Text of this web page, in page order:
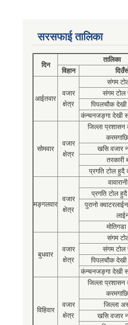
सरसफाई तालिका
दिन
तालिका
विहान
आईतवार
वजार
क्षेत्र
संगम
संगम टोल
पिपलचौक देखी
कंन्चनजङ्गा देखी
सोमवार
वजार
क्षेत्र
जिल्ला प्रशासन
खसि वजार
तरकारी
प्रगति टोल हुदै
मङ्गलवार
वजार
क्षेत्र
प्रगति टोल
पुरानो
मोतिगडा
बुधवार
वजार
क्षेत्र
संगम
संगम टोल
पिपलचौक देखी
कंन्चनजङ्गा देखी
विहिवार
वजार
क्षेत्र
जिल्ला प्रशासन
जिल्ला
खसि वजार